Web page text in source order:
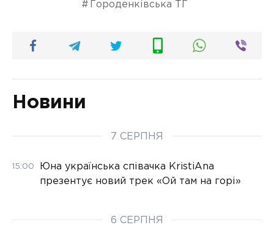
Городенківська ТГ
Новини
7 СЕРПНЯ
15:00
Юна українська співачка KristiAna
презентує новий трек «Ой там на горі»
6 СЕРПНЯ